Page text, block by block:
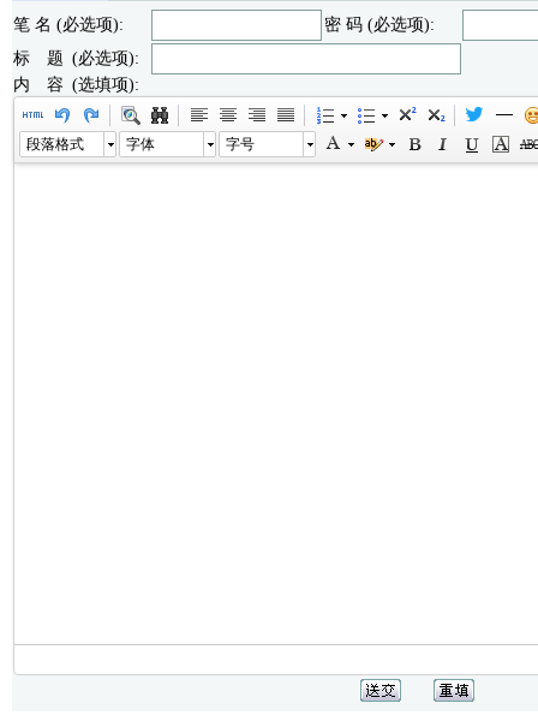
笔 名 (必选项):
密 码 (必选项):
标 题 (必选项):
内 容 (选填项):
段落格式 字体 字号